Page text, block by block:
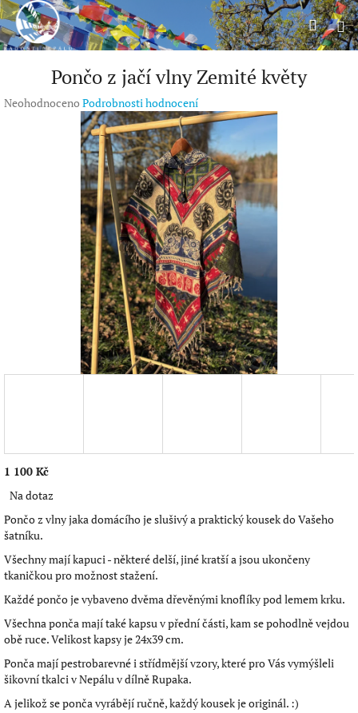
Přejít
na
obsah
Hledat
Pončo z jačí vlny Zemité květy
Průměrné
Neohodnoceno Podrobnosti hodnocení
1 100 Kč
cena:
Na dotaz
Pončo z vlny jaka domácího je slušivý a praktický kousek do Vašeho
šatníku.
Všechny mají kapuci - některé delší, jiné kratší a jsou ukončeny
tkaničkou pro možnost stažení.
Každé pončo je vybaveno dvěma dřevěnými knoflíky pod lemem krku.
Všechna ponča mají také kapsu v přední části, kam se pohodlně vejdou
obě ruce. Velikost kapsy je 24x39 cm.
Ponča mají pestrobarevné i střídmější vzory, které pro Vás vymýšleli
šikovní tkalci v Nepálu v dílně Rupaka.
A jelikož se ponča vyrábějí ručně, každý kousek je originál. :)